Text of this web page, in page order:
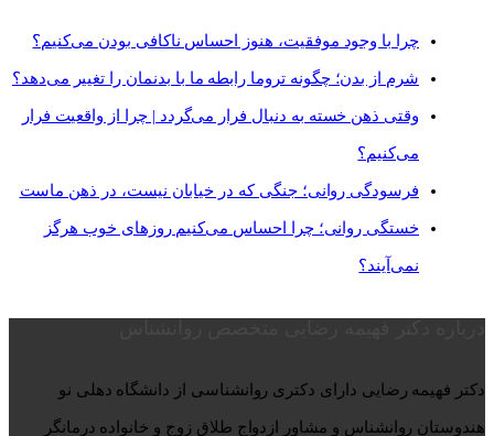
چرا با وجود موفقیت، هنوز احساس ناکافی بودن می‌کنیم؟
شرم از بدن؛ چگونه تروما رابطه ما با بدنمان را تغییر می‌دهد؟
وقتی ذهن خسته به دنبال فرار می‌گردد | چرا از واقعیت فرار
می‌کنیم؟
فرسودگی روانی؛ جنگی که در خیابان نیست، در ذهن ماست
خستگی روانی؛ چرا احساس می‌کنیم روزهای خوب هرگز
نمی‌آیند؟
دكتر فهيمه رضايی دارای دكتری روانشناسی از دانشگاه دهلی نو
هندوستان روانشناس و مشاور ازدواج طلاق زوج و خانواده درمانگر